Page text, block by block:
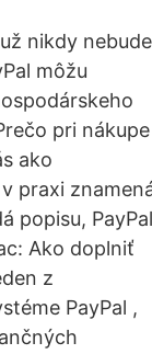
nikdy nebude
môžu
pri nákupe
ako
praxi
popisu, PayPal
Ako doplniť
z
PayPal ,